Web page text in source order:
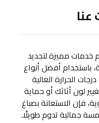
خدمات مميزة لتجديد
باستخدام أفضل أنواع
الحرارة العالية
لون أثاثك أو حماية
فإن الاستعانة بصباغ
جمالية تدوم طويلًا.